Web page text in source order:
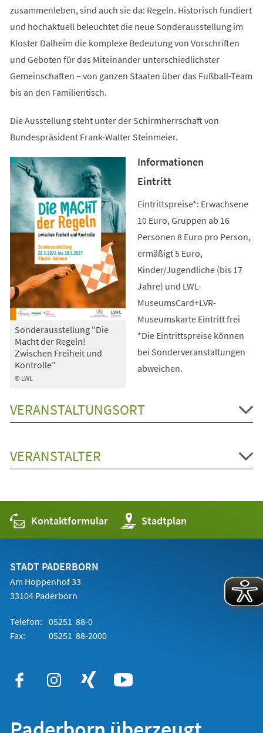
zusammenleben, sind auch sie da: Regeln. Historisch fundiert
und hochaktuell beleuchtet die neue Sonderausstellung im
Kloster Dalheim die komplexe Bedeutung von Vorschriften
und Geboten für das Miteinander unterschiedlichster
Gemeinschaften – von ganzen Staaten über das Fußball-Team
bis an den Familientisch.
Die Ausstellung steht unter der Schirmherrschaft von
Bundespräsident Frank-Walter Steinmeier.
© LWL
Sonderausstellung "Die
Macht der Regeln!
Zwischen Freiheit und
Kontrolle"
Informationen
Eintritt
Eintrittspreise*: Erwachsene
10 Euro, Gruppen ab 16
Personen 8 Euro pro Person,
ermäßigt 5 Euro,
Kinder/Jugendliche (bis 17
Jahre) und LWL-
MuseumsCard+LVR-
Museumskarte Eintritt frei
*Die Eintrittspreise können
bei Sonderveranstaltungen
abweichen.
VERANSTALTUNGSORT
VERANSTALTER
Kontaktformular Stadtplan
(Öffnet
in
einem
STADT PADERBORN
Am Hoppenhof 33
33104 Paderborn
Telefon: 05251 88-0
Fax:
05251 88-2000